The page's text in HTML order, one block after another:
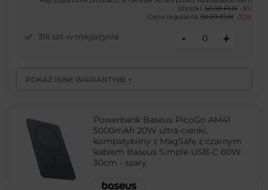
POKAŻ INNE WARIANTY(6)
obniżki: 50,98 PLN -5%
Cena regularna: 59,99 PLN -20%
316 szt. w magazynie - +
Powerbank Baseus PicoGo AM41
5000mAh 20W ultra-cienki,
kompatybilny z MagSafe z czarnym
kablem Baseus Simple USB-C 60W
30cm - szary